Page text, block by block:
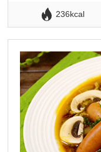
236kcal